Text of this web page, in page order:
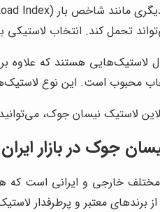
تحمل کند. انتخاب لاستیکی
محبوب است. این نوع
لاستیک نیسان جوک، می‌توانید
جوک در بازار ایران
مختلف خارجی و ایرانی است
معتبر و پرطرفدار لاستیک